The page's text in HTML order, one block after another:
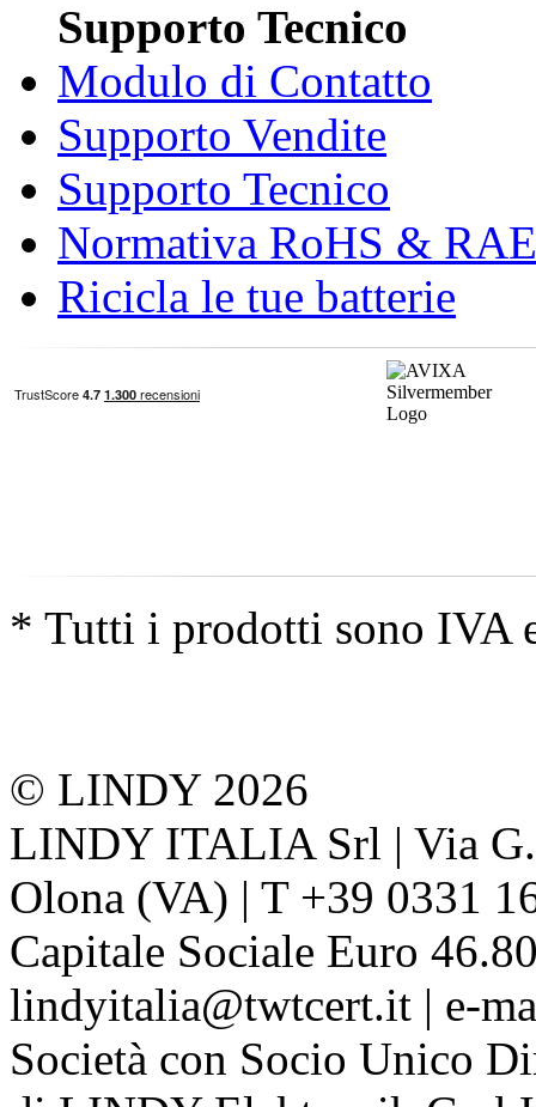
Supporto Tecnico
Modulo di Contatto
Supporto Vendite
Supporto Tecnico
Normativa RoHS &
Ricicla le tue batterie
* Tutti i prodotti sono IVA
© LINDY 2026
LINDY ITALIA Srl | Via
Olona (VA) | T +39 0331
Capitale Sociale Euro
lindyitalia@twtcert.it | e-
Società con Socio Unico